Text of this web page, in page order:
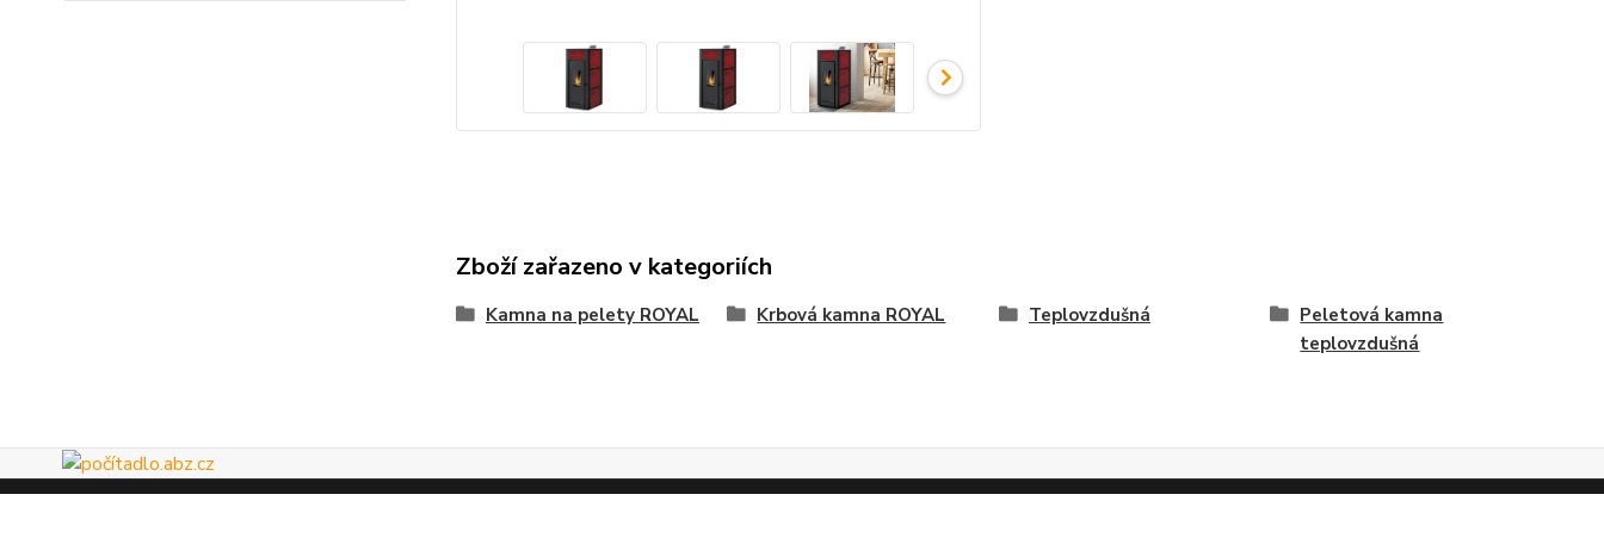
Zboží zařazeno v kategoriích
Kamna na pelety ROYAL Krbová kamna ROYAL Teplovzdušná
Peletová kamna
teplovzdušná